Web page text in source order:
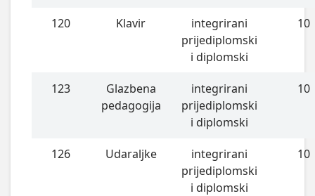
120 Klavir
integrirani
prijediplomski
i diplomski
10
123
Glazbena
pedagogija
integrirani
prijediplomski
i diplomski
10
126 Udaraljke
integrirani
prijediplomski
i diplomski
10